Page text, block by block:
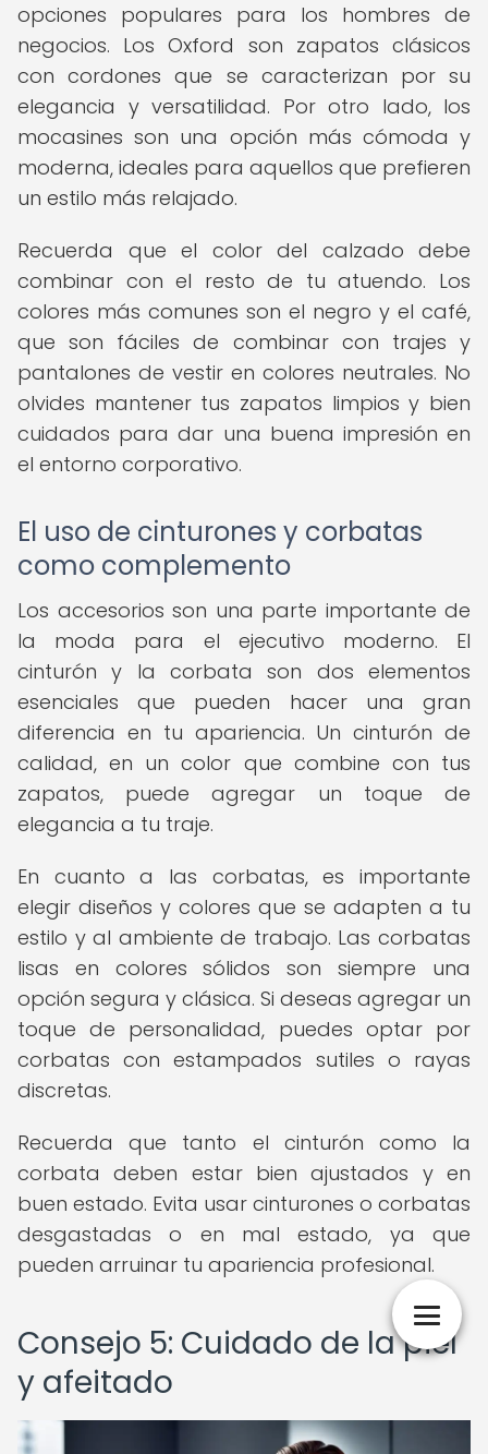
opciones populares para los hombres de
negocios. Los Oxford son zapatos clásicos
con cordones que se caracterizan por su
elegancia y versatilidad. Por otro lado, los
mocasines son una opción más cómoda y
moderna, ideales para aquellos que prefieren
un estilo más relajado.
Recuerda que el color del calzado debe
combinar con el resto de tu atuendo. Los
colores más comunes son el negro y el café,
que son fáciles de combinar con trajes y
pantalones de vestir en colores neutrales. No
olvides mantener tus zapatos limpios y bien
cuidados para dar una buena impresión en
el entorno corporativo.
El uso de cinturones y corbatas
como complemento
Los accesorios son una parte importante de
la moda para el ejecutivo moderno. El
cinturón y la corbata son dos elementos
esenciales que pueden hacer una gran
diferencia en tu apariencia. Un cinturón de
calidad, en un color que combine con tus
zapatos, puede agregar un toque de
elegancia a tu traje.
En cuanto a las corbatas, es importante
elegir diseños y colores que se adapten a tu
estilo y al ambiente de trabajo. Las corbatas
lisas en colores sólidos son siempre una
opción segura y clásica. Si deseas agregar un
toque de personalidad, puedes optar por
corbatas con estampados sutiles o rayas
discretas.
Recuerda que tanto el cinturón como la
corbata deben estar bien ajustados y en
buen estado. Evita usar cinturones o corbatas
desgastadas o en mal estado, ya que
pueden arruinar tu apariencia profesional.
Consejo 5: Cuidado de la piel
y afeitado